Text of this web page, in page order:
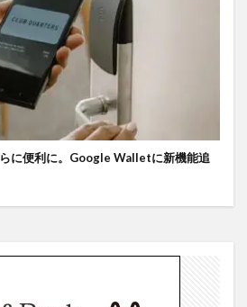
に便利に。Google Walletに新機能追